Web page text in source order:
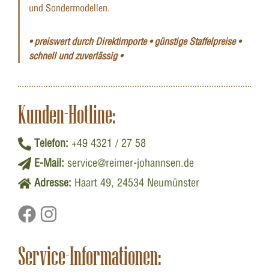
und Sondermodellen.
• preiswert durch Direktimporte • günstige Staffelpreise •
schnell und zuverlässig •
Kunden-Hotline:
Telefon: +49 4321 / 27 58
E-Mail: service@reimer-johannsen.de
Adresse: Haart 49, 24534 Neumünster
Service-Informationen: